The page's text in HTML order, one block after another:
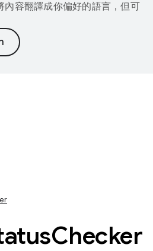
容翻譯成你偏好的語言，但可
Checker